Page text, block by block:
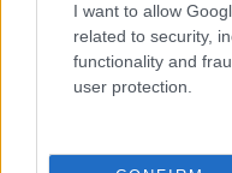
I want to allow
related to security,
functionality and
user protection.
Kapcsolódó